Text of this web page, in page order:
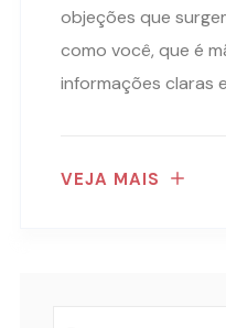
objeções que
como você, que é
informações claras
VEJA MAIS